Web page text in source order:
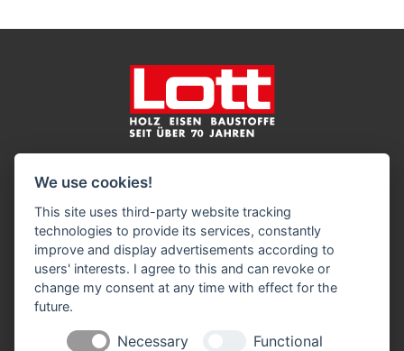
Cookie-Einstellungen ändern
Harry Lott Baustoffe GmbH
Holz Eisen Baustoffe
Volksdorfer Weg 194
22393 Hamburg
Telefax: 0 40 / 60 17 60 0
We use cookies!
This site uses third-party website tracking
technologies to provide its services, constantly
improve and display advertisements according to
users' interests. I agree to this and can revoke or
change my consent at any time with effect for the
future.
Necessary Functional